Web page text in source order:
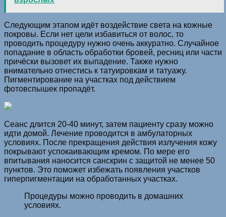
Следующим этапом идёт воздействие света на кожные
покровы. Если нет цели избавиться от волос, то
проводить процедуру нужно очень аккуратно. Случайное
попадание в область обработки бровей, ресниц или части
причёски вызовет их выпадение. Также нужно
внимательно отнестись к татуировкам и татуажу.
Пигментирование на участках под действием
фотовспышек пропадёт.
Сеанс длится 20-40 минут, затем пациенту сразу можно
идти домой. Лечение проводится в амбулаторных
условиях. После прекращения действия излучения кожу
покрывают успокаивающим кремом. По мере его
впитывания наносится санскрин с защитой не менее 50
пунктов. Это поможет избежать появления участков
гиперпигментации на обработанных участках.
Процедуры можно проводить в домашних
условиях.